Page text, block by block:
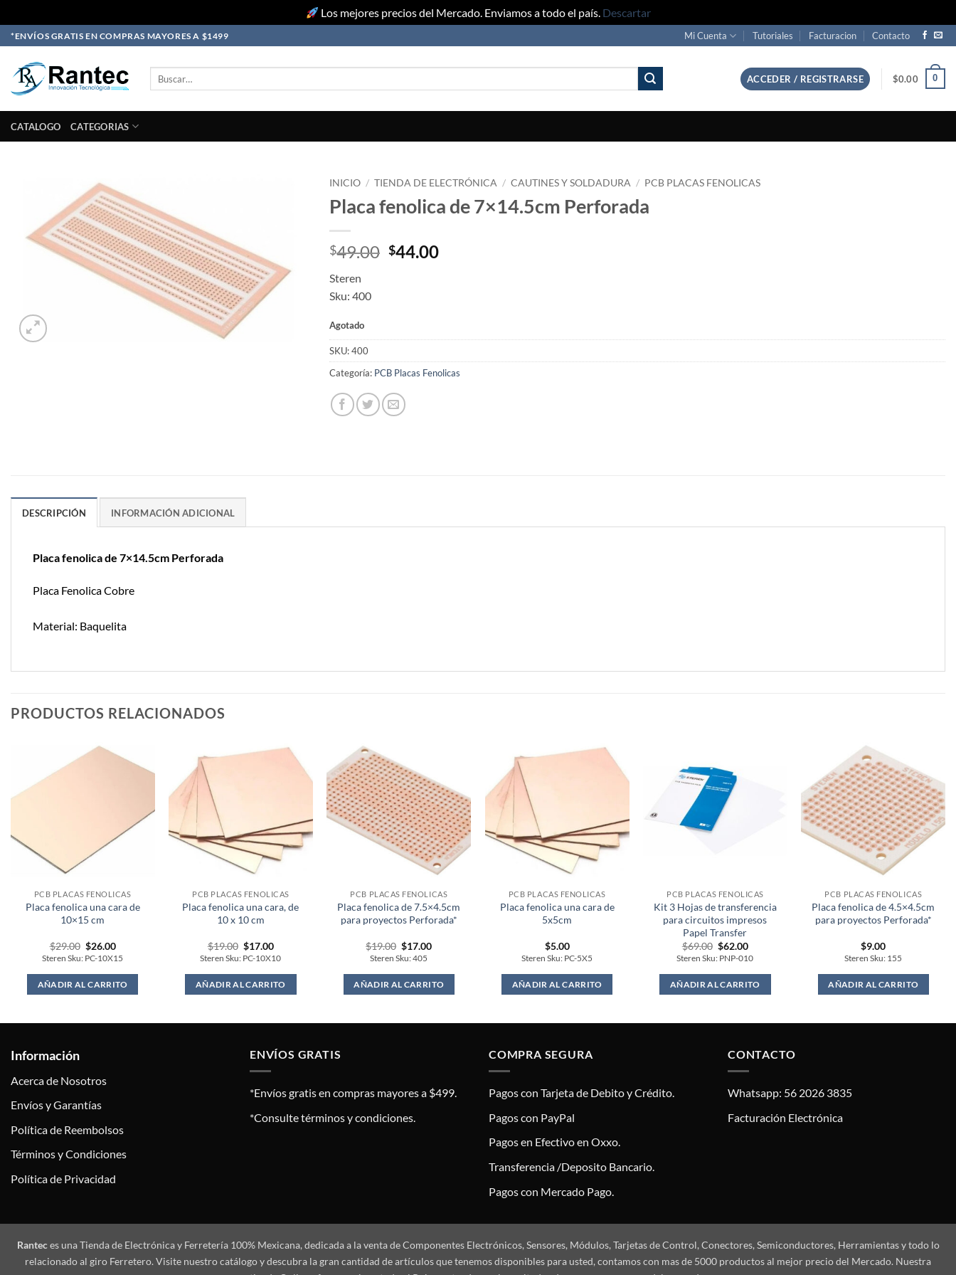
Los mejores precios del Mercado. Enviamos a todo el país. Descartar
Skip
to
content
*ENVÍOS GRATIS EN COMPRAS MAYORES A $1499 Mi Cuenta Tutoriales Facturacion Contacto
ACCEDER / REGISTRARSE $0.00 0
CATALOGO CATEGORIAS
INICIO / TIENDA DE ELECTRÓNICA / CAUTINES Y SOLDADURA / PCB PLACAS FENOLICAS
Placa fenolica de 7×14.5cm Perforada
$49.00 Original
$44.00Current
Steren
Sku: 400
Agotado
SKU:400
Categoría: PCB Placas Fenolicas
DESCRIPCIÓN INFORMACIÓN ADICIONAL
Placa fenolica de 7×14.5cm Perforada
Placa Fenolica Cobre
Material: Baquelita
PRODUCTOS RELACIONADOS
PCB PLACAS FENOLICAS
Placa fenolica una cara de
10×15 cm
$29.00 Original
price
was:
$29.00.
$26.00Current
price
is:
$26.00.
Steren Sku: PC-10X15
AÑADIR AL CARRITO
PCB PLACAS FENOLICAS
Placa fenolica una cara, de
10 x 10 cm
$19.00 Original
price
was:
$19.00.
$17.00Current
price
is:
$17.00.
Steren Sku: PC-10X10
AÑADIR AL CARRITO
PCB PLACAS FENOLICAS
Placa fenolica de 7.5×4.5cm
para proyectos Perforada*
$19.00 Original
price
was:
$19.00.
$17.00Current
$17.00.
Steren Sku: 405
AÑADIR AL CARRITO
PCB PLACAS FENOLICAS
Placa fenolica una cara de
5x5cm
$5.00
Steren Sku: PC-5X5
AÑADIR AL CARRITO
PCB PLACAS FENOLICAS
Kit 3 Hojas de transferencia
para circuitos impresos
Papel Transfer
$69.00 Original
price
was:
$69.00.
$62.00Current
price
is:
$62.00.
Steren Sku: PNP-010
AÑADIR AL CARRITO
PCB PLACAS FENOLICAS
Placa fenolica de 4.5×4.5cm
para proyectos Perforada*
$9.00
Steren Sku: 155
AÑADIR AL CARRITO
Información
Acerca de Nosotros
Envíos y Garantías
Política de Reembolsos
Términos y Condiciones
Política de Privacidad
ENVÍOS GRATIS
*Envíos gratis en compras mayores a $499.
*Consulte términos y condiciones.
COMPRA SEGURA
Pagos con Tarjeta de Debito y Crédito.
Pagos con PayPal
Pagos en Efectivo en Oxxo.
Transferencia /Deposito Bancario.
Pagos con Mercado Pago.
CONTACTO
Whatsapp: 56 2026 3835
Facturación Electrónica
Ranteces una Tienda de Electrónica y Ferretería 100% Mexicana, dedicada a la venta de Componentes Electrónicos, Sensores, Módulos, Tarjetas de Control, Conectores, Semiconductores, Herramientas y todo lo
relacionado al giro Ferretero. Visite nuestro catálogo y descubra la gran cantidad de artículos que tenemos disponibles para usted, contamos con mas de 5000 productos al mejor precio del Mercado. Nuestra